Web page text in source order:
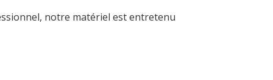
notre matériel est entretenu